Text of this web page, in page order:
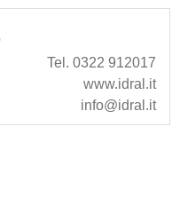
Tel. 0322 912017
www.idral.it
info@idral.it